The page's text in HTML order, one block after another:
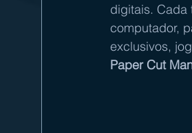
digitais. Cada
computador,
exclusivos,
Paper Cut